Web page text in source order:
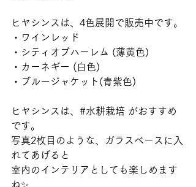
ヒヤシンスは、4色展開で販売中です。
・ワインレッド
・シティオブハーレム (薄黄色)
・カーネギー (白色)
・ブルージャケット(青紫色)
ヒヤシンスは、#水耕栽培 がおすすめ
です。
写真2枚目のような、ガラスベースに入
れてあげると
室内のインテリアとしても楽しめます
ね✨